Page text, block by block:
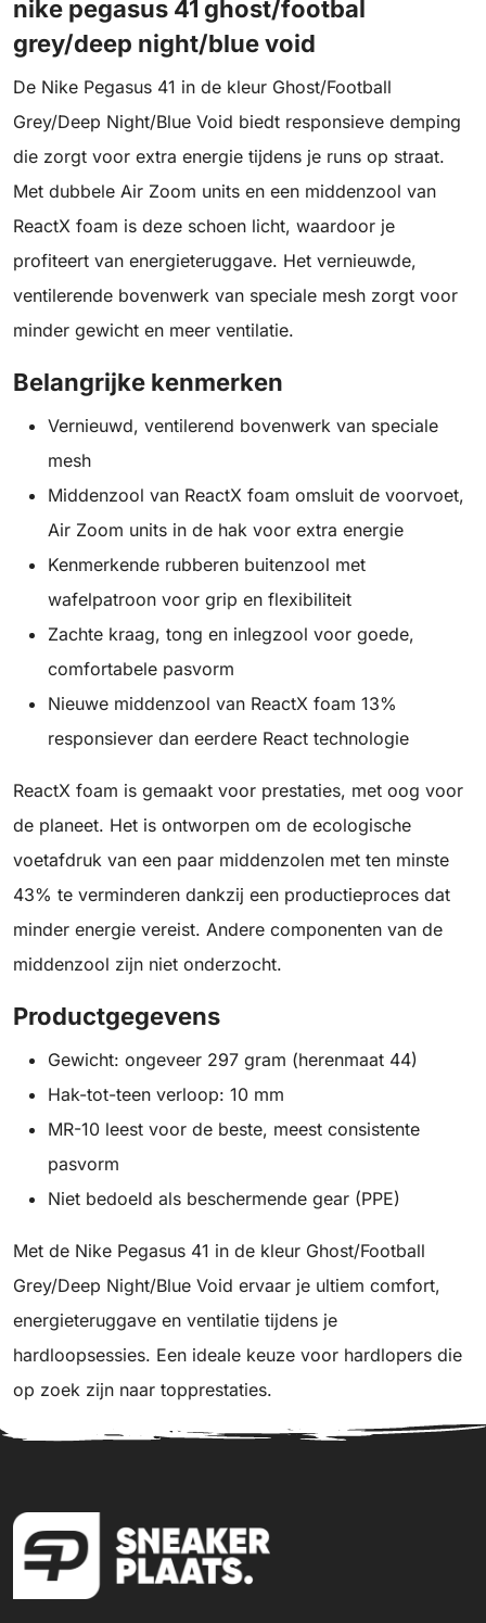
nike pegasus 41 ghost/footbal
grey/deep night/blue void
De Nike Pegasus 41 in de kleur Ghost/Football
Grey/Deep Night/Blue Void biedt responsieve demping
die zorgt voor extra energie tijdens je runs op straat.
Met dubbele Air Zoom units en een middenzool van
ReactX foam is deze schoen licht, waardoor je
profiteert van energieteruggave. Het vernieuwde,
ventilerende bovenwerk van speciale mesh zorgt voor
minder gewicht en meer ventilatie.
Belangrijke kenmerken
Vernieuwd, ventilerend bovenwerk van speciale
mesh
Middenzool van ReactX foam omsluit de voorvoet,
Air Zoom units in de hak voor extra energie
Kenmerkende rubberen buitenzool met
wafelpatroon voor grip en flexibiliteit
Zachte kraag, tong en inlegzool voor goede,
comfortabele pasvorm
Nieuwe middenzool van ReactX foam 13%
responsiever dan eerdere React technologie
ReactX foam is gemaakt voor prestaties, met oog voor
de planeet. Het is ontworpen om de ecologische
voetafdruk van een paar middenzolen met ten minste
43% te verminderen dankzij een productieproces dat
minder energie vereist. Andere componenten van de
middenzool zijn niet onderzocht.
Productgegevens
Gewicht: ongeveer 297 gram (herenmaat 44)
Hak-tot-teen verloop: 10 mm
MR-10 leest voor de beste, meest consistente
pasvorm
Niet bedoeld als beschermende gear (PPE)
Met de Nike Pegasus 41 in de kleur Ghost/Football
Grey/Deep Night/Blue Void ervaar je ultiem comfort,
energieteruggave en ventilatie tijdens je
hardloopsessies. Een ideale keuze voor hardlopers die
op zoek zijn naar topprestaties.